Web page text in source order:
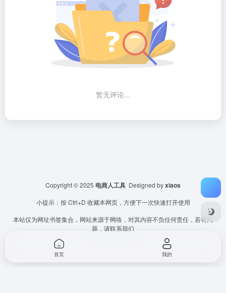
暂无评论...
Copyright © 2025 电商人工具 Designed byxiaos
小提示：按 Ctrl+D 收藏本网页，方便下一次快速打开使用
本站仅为网址书签集合，网站来源于网络，对其内容不负任何责任，若有问
题，请联系我们
首页 我的